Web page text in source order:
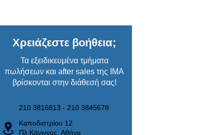
Χρειάζεστε βοήθεια;
Τα εξειδικευμένα τμήματα
πωλήσεων και after sales της ΙΜΑ
βρίσκονται στην διάθεσή σας!
Καποδιστρίου 12
Πλ.Κάνιγγος, Αθήνα
210 3816813 - 210 3845678